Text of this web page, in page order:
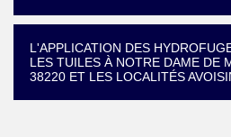
L'APPLICATION DES
LES TUILES À NOTRE DAME DE
38220 ET LES LOCALITÉS